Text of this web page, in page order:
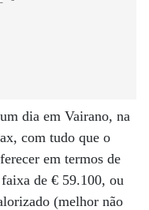
dia em Vairano, na
com tudo que o
em termos de
de € 59.100, ou
(melhor não